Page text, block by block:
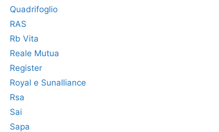
Quadrifoglio
RAS
Rb Vita
Reale Mutua
Register
Royal e Sunalliance
Rsa
Sai
Sapa